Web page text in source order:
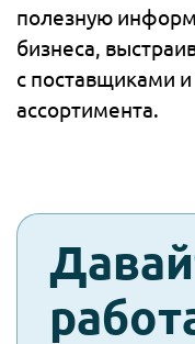
полезную
бизнеса,
с поставщиками
ассортимента.
check-
spam